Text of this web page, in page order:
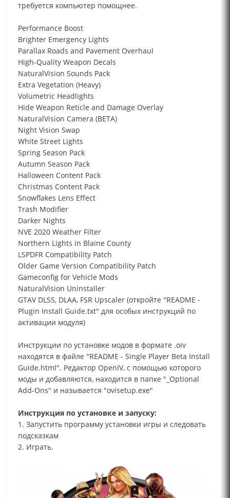
требуется компьютер помощнее.
Performance Boost
Brighter Emergency Lights
Parallax Roads and Pavement Overhaul
High-Quality Weapon Decals
NaturalVision Sounds Pack
Extra Vegetation (Heavy)
Volumetric Headlights
Hide Weapon Reticle and Damage Overlay
NaturalVision Camera (BETA)
Night Vision Swap
White Street Lights
Spring Season Pack
Autumn Season Pack
Halloween Content Pack
Christmas Content Pack
Snowflakes Lens Effect
Trash Modifier
Darker Nights
NVE 2020 Weather Filter
Northern Lights in Blaine County
LSPDFR Compatibility Patch
Older Game Version Compatibility Patch
Gameconfig for Vehicle Mods
NaturalVision Uninstaller
GTAV DLSS, DLAA, FSR Upscaler (откройте "README -
Plugin Install Guide.txt" для особых инструкций по
активации модуля)
Инструкции по установке модов в формате .oiv
находятся в файле "README - Single Player Beta Install
Guide.html". Редактор OpenIV, с помощью которого
моды и добавляются, находится в папке "_Optional
Add-Ons" и называется "ovisetup.exe"
Инструкция по установке и запуску:
1. Запустить программу установки игры и следовать
подсказкам
2. Играть.